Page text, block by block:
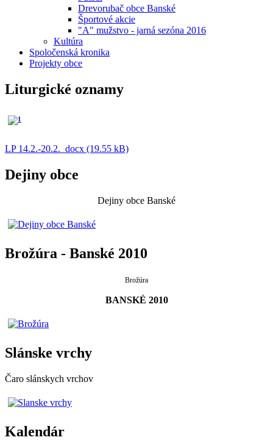
Drevorubač obce Banské
Športové akcie
"A" mužstvo - jarná sezóna 2016
Kultúra
Spoločenská kronika
Projekty obce
Liturgické oznamy
LP 14.2.-20.2._docx (19.55 kB)
Dejiny obce
Dejiny obce Banské
Brožúra - Banské 2010
Brožúra
BANSKÉ 2010
Slánske vrchy
Čaro slánskych vrchov
Kalendár